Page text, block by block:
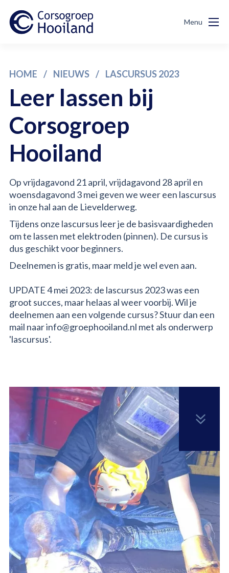
Menu
Bestel
shirt
2026
HOME / NIEUWS / LASCURSUS 2023
Leer lassen bij
Corsogroep
Hooiland
Op vrijdagavond 21 april, vrijdagavond 28 april en
woensdagavond 3 mei geven we weer een lascursus
in onze hal aan de Lievelderweg.
Tijdens onze lascursus leer je de basisvaardigheden
om te lassen met elektroden (pinnen). De cursus is
dus geschikt voor beginners.
Deelnemen is gratis, maar meld je wel even aan.
UPDATE 4 mei 2023: de lascursus 2023 was een
groot succes, maar helaas al weer voorbij. Wil je
deelnemen aan een volgende cursus? Stuur dan een
mail naar info@groephooiland.nl met als onderwerp
'lascursus'.